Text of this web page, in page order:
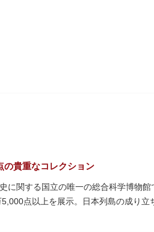
の貴重なコレクション
に関する国立の唯一の総合科学博物
点以上を展示。日本列島の成り